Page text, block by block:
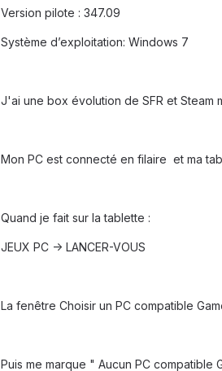
Version pilote : 347.09
Système d’exploitation: Windows 7
J'ai une box évolution de SFR et Steam
Mon PC est connecté en filaire et ma
Quand je fait sur la tablette :
JEUX PC -> LANCER-VOUS
La fenêtre Choisir un PC compatible
Puis me marque " Aucun PC compatible